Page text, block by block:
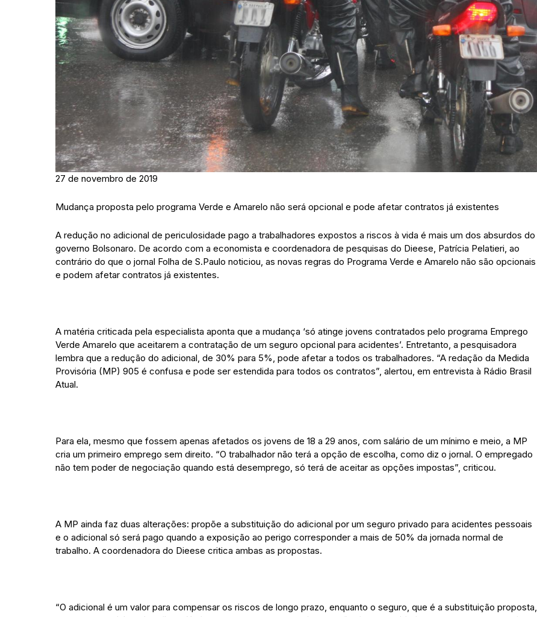
27 de novembro de 2019
Mudança proposta pelo programa Verde e Amarelo não será opcional e pode afetar contratos já existentes
A redução no adicional de periculosidade pago a trabalhadores expostos a riscos à vida é mais um dos absurdos do
governo Bolsonaro. De acordo com a economista e coordenadora de pesquisas do Dieese, Patrícia Pelatieri, ao
contrário do que o jornal Folha de S.Paulo noticiou, as novas regras do Programa Verde e Amarelo não são opcionais
e podem afetar contratos já existentes.
A matéria criticada pela especialista aponta que a mudança ‘só atinge jovens contratados pelo programa Emprego
Verde Amarelo que aceitarem a contratação de um seguro opcional para acidentes’. Entretanto, a pesquisadora
lembra que a redução do adicional, de 30% para 5%, pode afetar a todos os trabalhadores. “A redação da Medida
Provisória (MP) 905 é confusa e pode ser estendida para todos os contratos”, alertou, em entrevista à Rádio Brasil
Atual.
Para ela, mesmo que fossem apenas afetados os jovens de 18 a 29 anos, com salário de um mínimo e meio, a MP
cria um primeiro emprego sem direito. “O trabalhador não terá a opção de escolha, como diz o jornal. O empregado
não tem poder de negociação quando está desemprego, só terá de aceitar as opções impostas”, criticou.
A MP ainda faz duas alterações: propõe a substituição do adicional por um seguro privado para acidentes pessoais
e o adicional só será pago quando a exposição ao perigo corresponder a mais de 50% da jornada normal de
trabalho. A coordenadora do Dieese critica ambas as propostas.
“O adicional é um valor para compensar os riscos de longo prazo, enquanto o seguro, que é a substituição proposta,